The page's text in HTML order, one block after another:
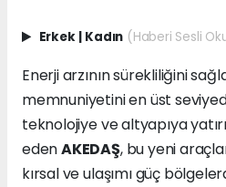
Erkek Kadın (Haberi Sesli
Enerji arzının sürekliliğini
memnuniyetini en üst
teknolojiye ve altyapıya
edenAKEDAŞ, bu yeni
kırsal ve ulaşımı güç